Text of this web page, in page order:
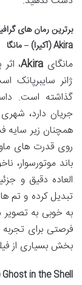
برترین رمان های
Akira (آکیرا) – مانگا
مانگای Akira،
ژانر سایبرپانک
جریان دارد،
همچنان زیر سایه
روی قدرت های
باند موتورسوار،
العاده دقیق و
تبدیل کرده و تم
به خوبی به
فرصتی برای
بخش بسیاری از
Ghost in the Shell (شبح درون پوسته) – مانگا